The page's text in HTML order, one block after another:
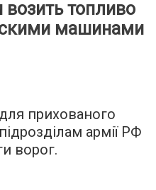
топливо
машинами
прихованого
армії РФ
ворог.